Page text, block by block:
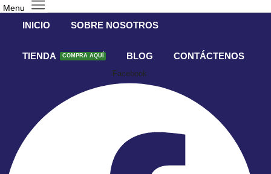
Menu
INICIO SOBRE NOSOTROS
TIENDA COMPRA AQUÍ BLOG CONTÁCTENOS
Facebook